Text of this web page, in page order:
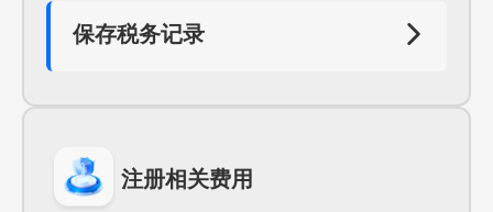
等。公司应确保按时缴纳税款，以避免可能的
滞纳金和罚款。%。
保存税务记录
注册相关费用